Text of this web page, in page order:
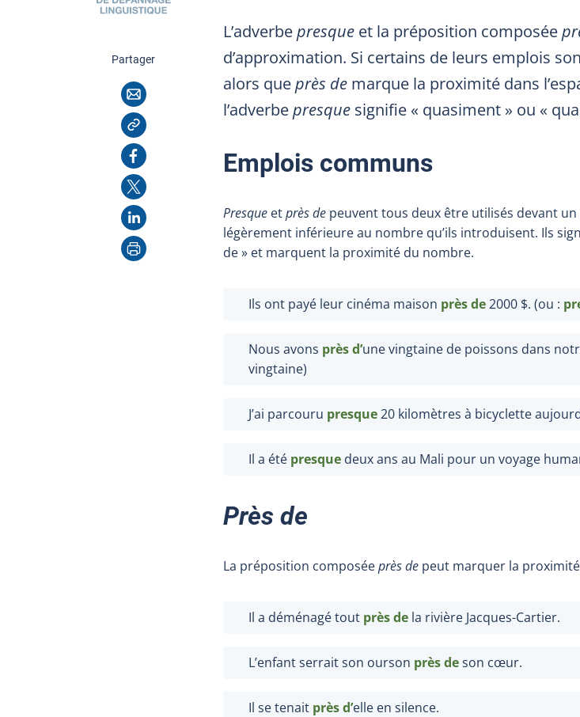
Partagercette page
Courriel
Copier l'adresse
Facebook
X
LinkedIn
Imprimer
L’adverbepresque et la préposition composée
d’approximation. Si certains de leurs emplois
alors queprès de marque la proximité dans
l’adverbepresque signifie « quasiment » ou «
Emplois communs
Presque etprès de peuvent tous deux être utilisés devant
légèrement inférieure au nombre qu’ils introduisent. Ils
de » et marquent la proximité du nombre.
Ils ont payé leur cinéma maison près de2000 $. (ou :
Nous avons près d’une vingtaine de poissons dans
vingtaine)
J’ai parcouru presque20 kilomètres à bicyclette
Il a été presque deux ans au Mali pour un voyage
Près de
La préposition composéeprès de peut marquer la proximité
Il a déménagé tout près de la rivière Jacques-Cartier.
L’enfant serrait son ourson près deson cœur.
Il se tenait près d’elle en silence.